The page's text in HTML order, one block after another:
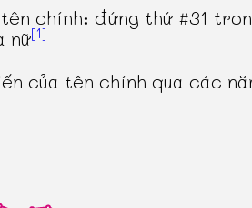
chính: đứng thứ #31
nữ[1]
của tên chính qua các